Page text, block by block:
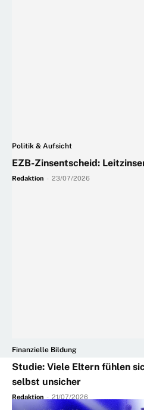
Politik & Aufsicht
EZB-Zinsentscheid:
Redaktion 23/07/2026
Finanzielle Bildung
Studie: Viele Eltern fühlen
selbst unsicher
Redaktion - 21/07/2026